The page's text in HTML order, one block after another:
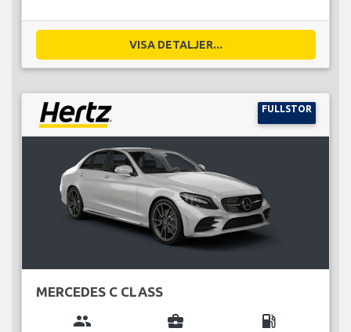
VISA DETALJER...
FULLSTOR
MERCEDES C CLASS
group business_center local_gas_station